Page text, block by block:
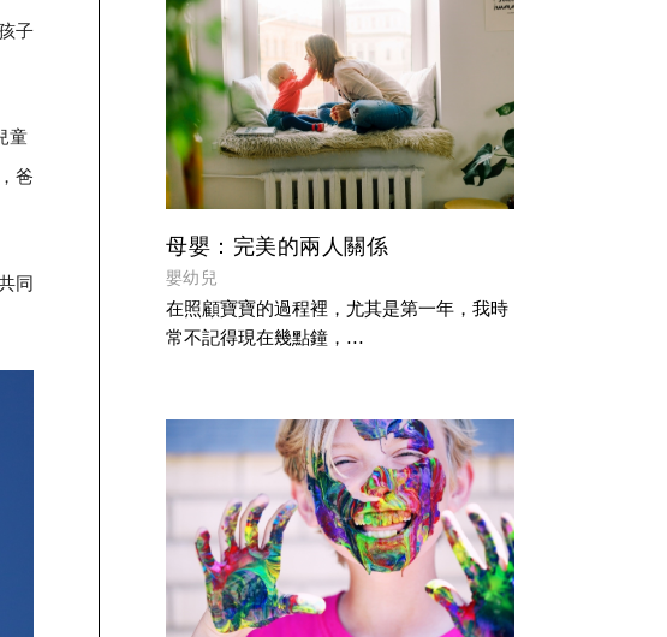
子
童
爸
同
母嬰：完美的兩人關係
嬰幼兒
在照顧寶寶的過程裡，尤其是第一年，我時
常不記得現在幾點鐘，...